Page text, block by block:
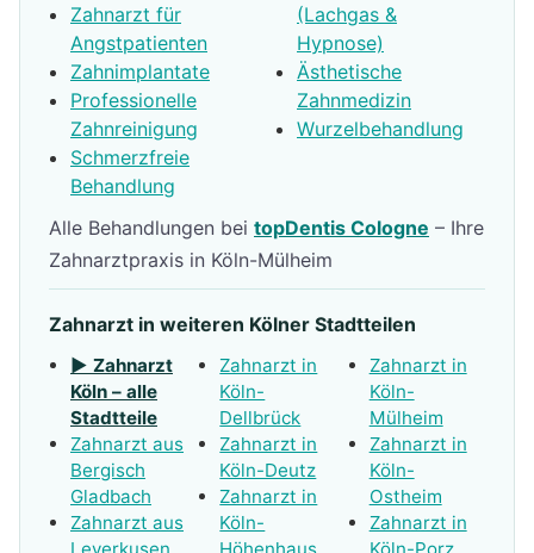
Zahnarzt für
Angstpatienten
Zahnimplantate
Professionelle
Zahnreinigung
Schmerzfreie
Behandlung
(Lachgas &
Hypnose)
Ästhetische
Zahnmedizin
Wurzelbehandlung
Alle Behandlungen bei topDentis Cologne – Ihre
Zahnarztpraxis in Köln-Mülheim
Zahnarzt in weiteren Kölner Stadtteilen
▶ Zahnarzt
Köln – alle
Stadtteile
Zahnarzt aus
Bergisch
Gladbach
Zahnarzt aus
Zahnarzt in
Köln-
Dellbrück
Zahnarzt in
Köln-Deutz
Zahnarzt in
Köln-
Zahnarzt in
Köln-
Mülheim
Zahnarzt in
Köln-
Ostheim
Zahnarzt in